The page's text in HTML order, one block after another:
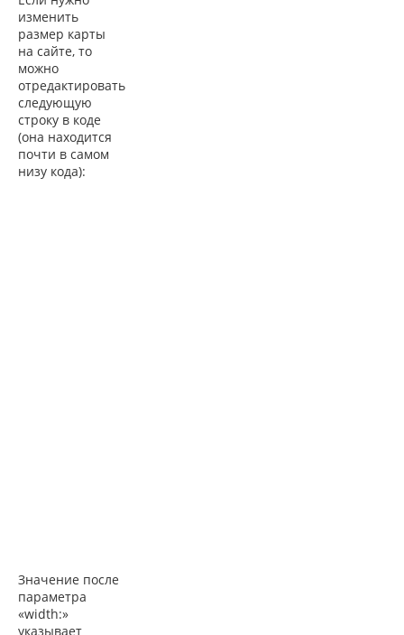
изменить
размер карты
на сайте, то
можно
отредактировать
следующую
строку в коде
(она находится
почти в самом
низу кода):
Значение после
параметра
«width:»
указывает